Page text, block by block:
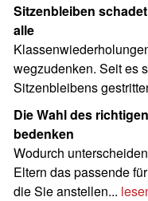
Sitzenbleiben schadet Kindern – und ist teuer für uns
alle
wegzudenken. Seit es
Sitzenbleibens
Die Wahl des richtigen Internats: Das sollten Eltern
bedenken
Wodurch
Eltern das passende
die Sie anstellen...